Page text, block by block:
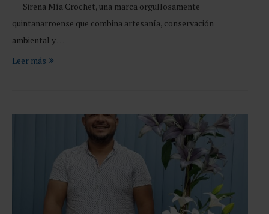
Sirena Mía Crochet, una marca orgullosamente
quintanarroense que combina artesanía, conservación
ambiental y …
Leer más